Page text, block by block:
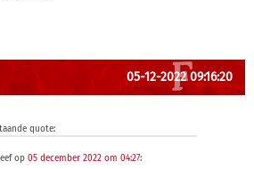
05-12-2022 09:16:20
quote:
op 05 december 2022 om 04:27: